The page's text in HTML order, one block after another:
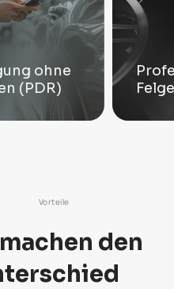
ohne
(PDR)
Vorteile
den